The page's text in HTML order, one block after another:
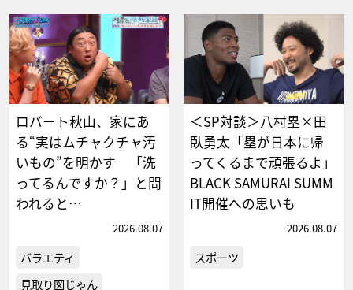
ロバート秋山、家にあ
る“実はムチャクチャ汚
いもの”を明かす 「洗
ってるんですか？」と問
われると…
2026.08.07
バラエティ
見取り図じゃん
＜SP対談＞八村塁×田
臥勇太「塁が日本に帰
ってくるまで頑張るよ」
BLACK SAMURAI SUMM
IT開催への思いも
2026.08.07
スポーツ